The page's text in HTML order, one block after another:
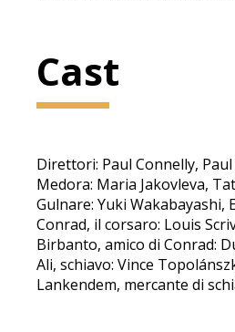
Cast
Direttori: Paul Connelly,
Medora: Maria Jakovleva,
Gulnare: Yuki Wakabayashi,
Conrad, il corsaro: Louis
Birbanto, amico di Conrad:
Ali, schiavo: Vince
Lankendem, mercante di